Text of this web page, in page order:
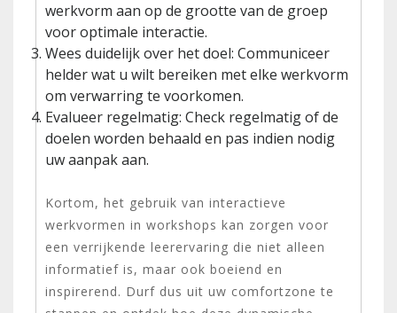
werkvorm aan op de grootte van de groep
voor optimale interactie.
Wees duidelijk over het doel: Communiceer
helder wat u wilt bereiken met elke werkvorm
om verwarring te voorkomen.
Evalueer regelmatig: Check regelmatig of de
doelen worden behaald en pas indien nodig
uw aanpak aan.
Kortom, het gebruik van interactieve
werkvormen in workshops kan zorgen voor
een verrijkende leerervaring die niet alleen
informatief is, maar ook boeiend en
inspirerend. Durf dus uit uw comfortzone te